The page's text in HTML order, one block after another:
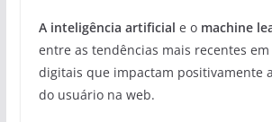
A inteligência artificial e o machine
entre as tendências mais recentes em
digitais que impactam positivamente
do usuário na web.